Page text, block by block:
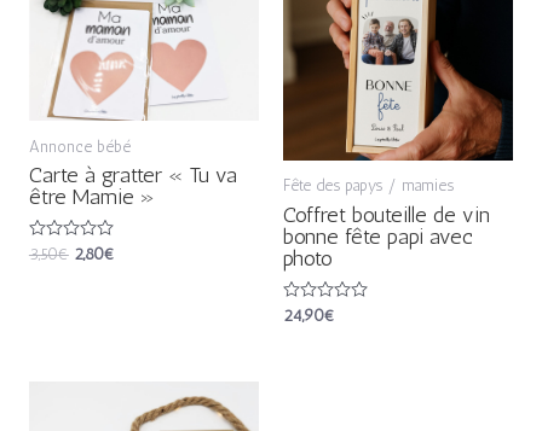
Annonce bébé
Carte à gratter « Tu va
être Mamie »
Note
3,50€ 2,80€
Fête des papys / mamies
Coffret bouteille de vin
bonne fête papi avec
photo
Note
24,90€